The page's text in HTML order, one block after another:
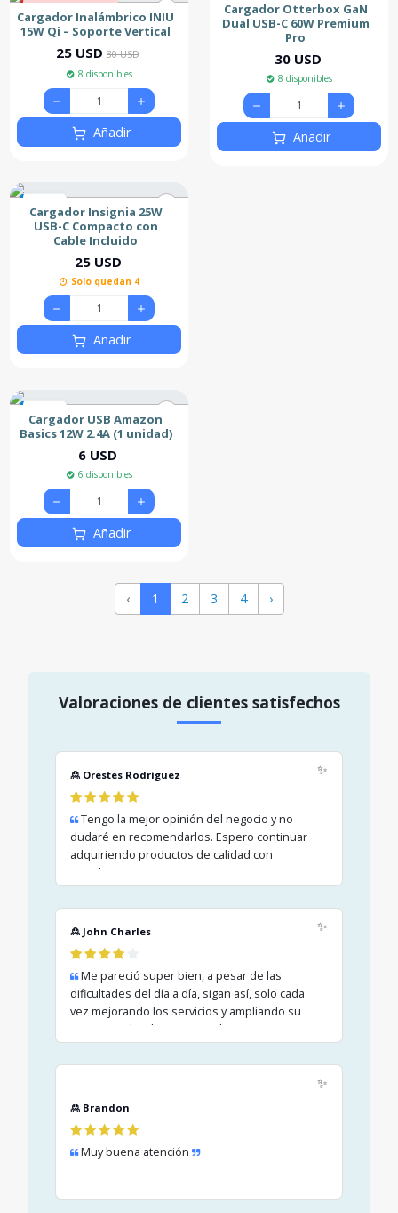
Nuevo
Cargador Inalámbrico INIU
15W Qi – Soporte Vertical
25 USD 30 USD
8 disponibles
Añadir
Cargador Insignia 25W
USB-C Compacto con
Cable Incluido
25 USD
Solo quedan 4
Añadir
Cargador USB Amazon
Basics 12W 2.4A (1 unidad)
6 USD
6 disponibles
Añadir
Cargador Otterbox GaN
Dual USB-C 60W Premium
Pro
30 USD
8 disponibles
Añadir
‹ 1 2 3 4 ›
Valoraciones de clientes satisfechos
✨
🙎 Orestes Rodríguez
Tengo la mejor opinión del negocio y no
dudaré en recomendarlos. Espero continuar
adquiriendo productos de calidad con
ustedes.
✨
🙎 John Charles
Me pareció super bien, a pesar de las
dificultades del día a día, sigan así, solo cada
vez mejorando los servicios y ampliando su
negocio, cabe destacar que las nuevas
tecnologías se imponen y gracias al empeño
se logra el éxito, saludos a todos el equipo.
✨
🙎 Brandon
Muy buena atención